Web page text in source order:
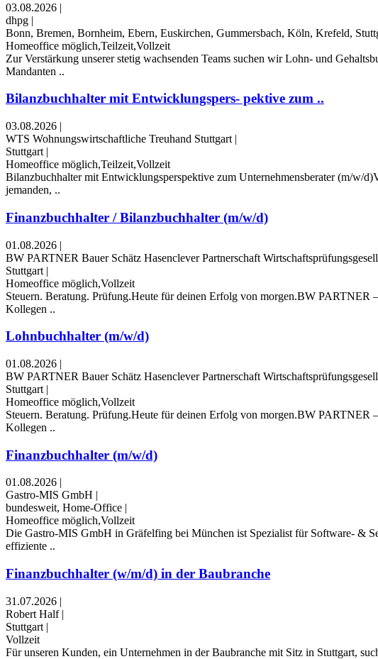
03.08.2026 |
dhpg |
Bonn, Bremen, Bornheim, Ebern, Euskirchen, Gummersbach, Köln, Krefeld,
Homeoffice möglich,Teilzeit,Vollzeit
Zur Verstärkung unserer stetig wachsenden Teams suchen wir Lohn- und
Mandanten ..
Bilanzbuchhalter mit Entwicklungspers- pektive zum ..
03.08.2026 |
WTS Wohnungswirtschaftliche Treuhand Stuttgart |
Stuttgart |
Homeoffice möglich,Teilzeit,Vollzeit
Bilanzbuchhalter mit Entwicklungspers­pektive zum Unternehmensberater (m/w/
jemanden, ..
Finanzbuchhalter / Bilanzbuchhalter (m/w/d)
01.08.2026 |
BW PARTNER Bauer Schätz Hasenclever Partnerschaft
Stuttgart |
Homeoffice möglich,Vollzeit
Steuern. Beratung. Prüfung.Heute für deinen Erfolg von morgen.BW
Kollegen ..
Lohnbuchhalter (m/w/d)
01.08.2026 |
BW PARTNER Bauer Schätz Hasenclever Partnerschaft
Stuttgart |
Homeoffice möglich,Vollzeit
Steuern. Beratung. Prüfung.Heute für deinen Erfolg von morgen.BW
Kollegen ..
Finanzbuchhalter (m/w/d)
01.08.2026
Gastro-MIS GmbH
bundesweit, Home-Office
Homeoffice möglich,Vollzeit
Die Gastro-MIS GmbH in Gräfelfing bei München ist Spezialist für Software- &
effiziente ..
Finanzbuchhalter (w/m/d) in der Baubranche
31.07.2026 |
Robert Half |
Stuttgart |
Vollzeit
Für unseren Kunden, ein Unternehmen in der Baubranche mit Sitz in Stuttgart,